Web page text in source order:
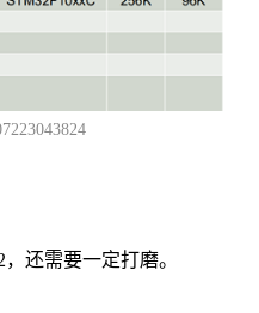
还需要一定打磨。